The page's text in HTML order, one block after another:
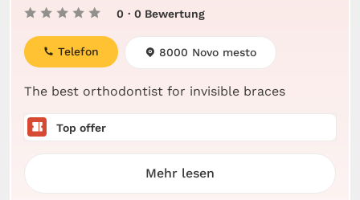
0 · 0 Bewertung
The best orthodontist for invisible braces
Telefon 8000 Novo mesto
Top offer
Mehr lesen